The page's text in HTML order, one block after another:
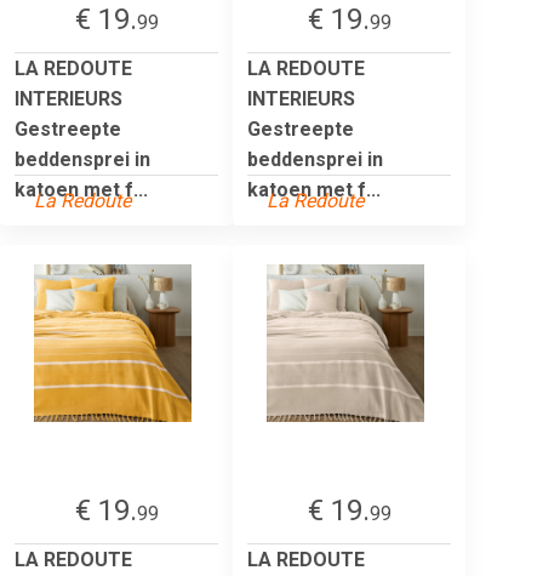
€ 19.99
LA REDOUTE
INTERIEURS
Gestreepte
beddensprei in
katoen met f...
La Redoute
€ 19.99
LA REDOUTE
INTERIEURS
Gestreepte
beddensprei in
katoen met f...
La Redoute
€ 19.99
LA REDOUTE
€ 19.99
LA REDOUTE